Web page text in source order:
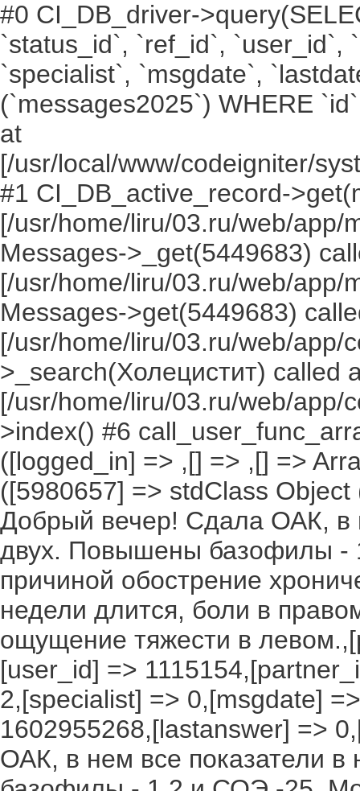
#0 CI_DB_driver-
`status_id`, `ref_id`, `user_id`,
`specialist`, `msgdate`,
(`messages2025`) WHERE
at
[/usr/local/www/codeigniter/
#1 CI_DB_active_record-
[/usr/home/liru/03.ru/web/app/
Messages->_get(5449683)
[/usr/home/liru/03.ru/web/app/
Messages->get(5449683)
[/usr/home/liru/03.ru/web/app/
>_search(Холецистит) called
[/usr/home/liru/03.ru/web/app/
>index() #6
([logged_in] => ,[] => ,[] =>
([5980657] => stdClass
Добрый вечер! Сдала ОАК, в
двух. Повышены базофилы
причиной обострение
недели длится, боли в
ощущение тяжести в
[user_id] =>
2,[specialist] => 0,[msgdate]
1602955268,[lastanswer] =>
ОАК, в нем все показатели